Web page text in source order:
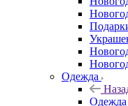
Одежда
Одежда